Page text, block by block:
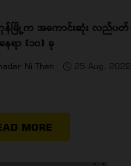
န်မြို့က အကောင်းဆုံး လည်ပတ်
ေရာ (၁၀) ခု
Ni Than 25 Aug, 2022
MORE